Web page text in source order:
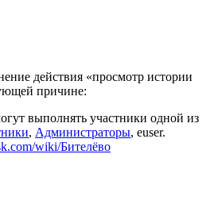
действия «просмотр истории
причине:
выполнять участники одной из
, Администраторы, euser.
wiki/Бителёво